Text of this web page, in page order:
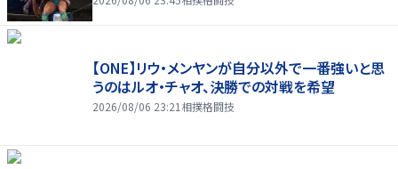
【ONE】リウ・メンヤンが自分以外で一番強いと思
うのはルオ・チャオ、決勝での対戦を希望
2026/08/06 23:21 相撲格闘技